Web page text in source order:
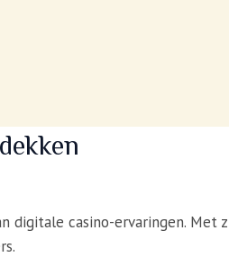
casino-ervaringen. Met